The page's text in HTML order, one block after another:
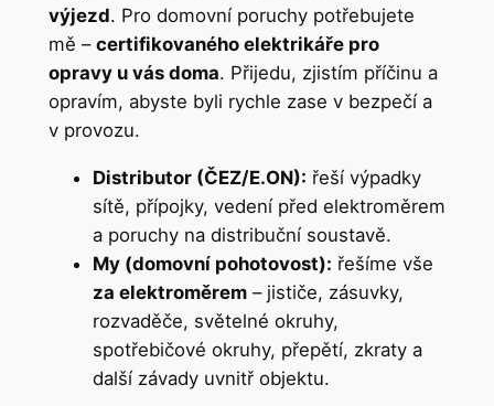
výjezd. Pro domovní poruchy potřebujete
mě – certifikovaného elektrikáře pro
opravy u vás doma. Přijedu, zjistím příčinu a
opravím, abyste byli rychle zase v bezpečí a
v provozu.
Distributor (ČEZ/E.ON): řeší výpadky
sítě, přípojky, vedení před elektroměrem
a poruchy na distribuční soustavě.
My (domovní pohotovost): řešíme vše
za elektroměrem– jističe, zásuvky,
rozvaděče, světelné okruhy,
spotřebičové okruhy, přepětí, zkraty a
další závady uvnitř objektu.